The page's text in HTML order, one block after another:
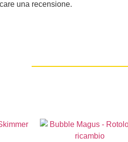
una recensione.